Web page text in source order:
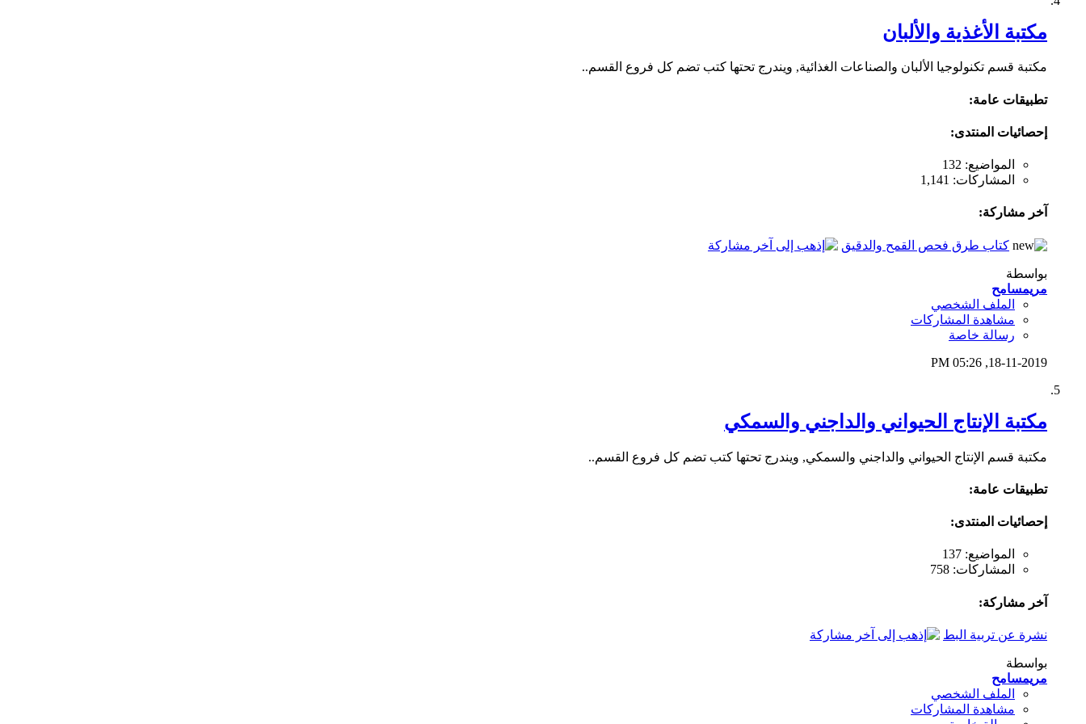
مكتبة الأغذية والألبان
مكتبة قسم تكنولوجيا الألبان والصناعات الغذائية, ويندرج تحتها كتب تضم كل فروع القسم..
تطبيقات عامة:
إحصائيات المنتدى:
المواضيع: 132
المشاركات: 1,141
آخر مشاركة:
كتاب طرق فحص القمح والدقيق
بواسطة
مريمسامح
الملف الشخصي
مشاهدة المشاركات
رسالة خاصة
18-11-2019,
05:26 PM
مكتبة الإنتاج الحيواني والداجني والسمكي
مكتبة قسم الإنتاج الحيواني والداجني والسمكي, ويندرج تحتها كتب تضم كل فروع القسم..
تطبيقات عامة:
إحصائيات المنتدى:
المواضيع: 137
المشاركات: 758
آخر مشاركة:
نشرة عن تربية البط
بواسطة
مريمسامح
الملف الشخصي
مشاهدة المشاركات